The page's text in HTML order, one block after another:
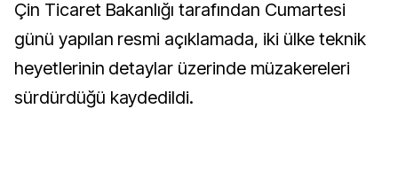
Çin Ticaret Bakanlığı tarafından Cumartesi
günü yapılan resmi açıklamada, iki ülke teknik
heyetlerinin detaylar üzerinde müzakereleri
sürdürdüğü kaydedildi.